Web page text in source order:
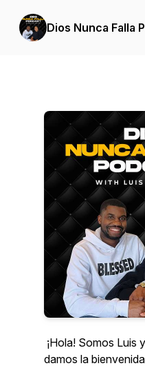
Dios Nunca Falla
¡Hola! Somos Luis
damos la